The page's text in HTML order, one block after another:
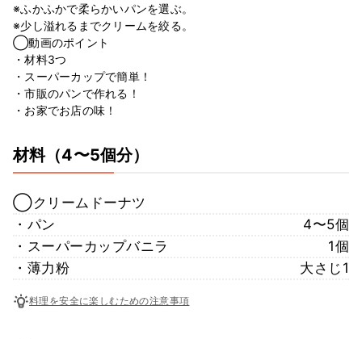
※ふかふかで柔らかいパンを選ぶ。
※少し溢れるまでクリームを絞る。
◯動画のポイント
・材料3つ
・スーパーカップで簡単！
・市販のパンで作れる！
・お家でお店の味！
材料（4〜5個分）
◯クリームドーナツ
・パン
4〜5個
・スーパーカップバニラ
1個
・薄力粉
大さじ1
料理を安全に楽しむための注意事項